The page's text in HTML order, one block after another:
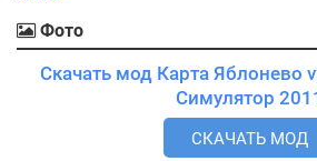
Фото
Скачать мод Карта Яблонево
Симулятор
СКАЧАТЬ МОД